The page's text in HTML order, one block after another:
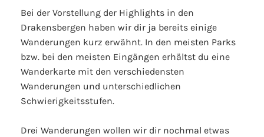
Bei der Vorstellung der Highlights in den
Drakensbergen haben wir dir ja bereits einige
Wanderungen kurz erwähnt. In den meisten Parks
bzw. bei den meisten Eingängen erhältst du eine
Wanderkarte mit den verschiedensten
Wanderungen und unterschiedlichen
Schwierigkeitsstufen.
Drei Wanderungen wollen wir dir nochmal etwas